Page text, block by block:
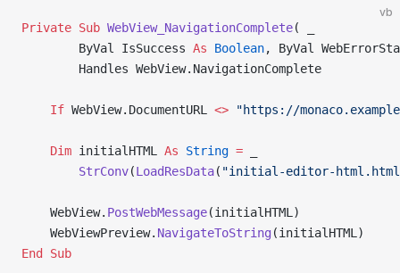
vb
Private Sub WebView_NavigationComplete( _
        ByVal IsSuccess
As Boolean, ByVal
        Handles WebView.NavigationComplete
    If
WebView.DocumentURL <> "https://
    Dim
initialHTML As String =
        StrConv
(LoadResData( "initial-editor-
    WebView.
PostWebMessage(initialHTML)
    WebViewPreview.
NavigateToString (initialHTML)
End Sub